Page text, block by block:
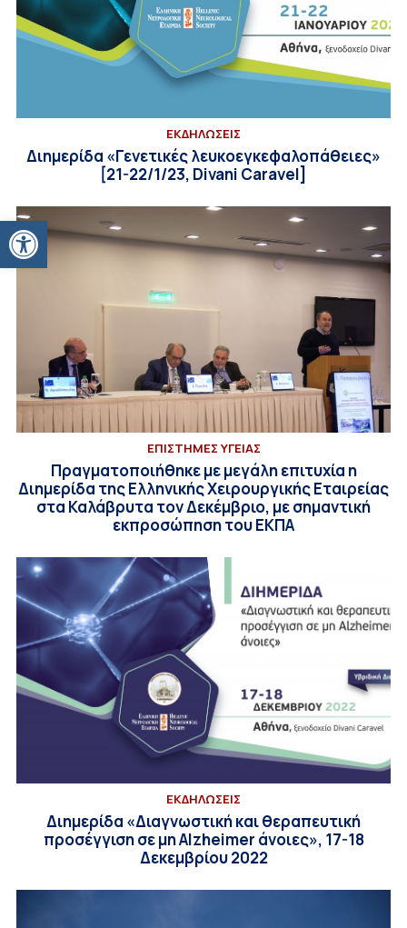
Ανοίξτε τη γραμμή εργαλείων
ΕΚΔΗΛΩΣΕΙΣ
Διημερίδα «Γενετικές λευκοεγκεφαλοπάθειες»
[21-22/1/23, Divani Caravel]
ΕΠΙΣΤΗΜΕΣ ΥΓΕΙΑΣ
Πραγματοποιήθηκε με μεγάλη επιτυχία η
Διημερίδα της Ελληνικής Χειρουργικής Εταιρείας
στα Καλάβρυτα τον Δεκέμβριο, με σημαντική
εκπροσώπηση του ΕΚΠΑ
ΕΚΔΗΛΩΣΕΙΣ
Διημερίδα «Διαγνωστική και θεραπευτική
προσέγγιση σε μη Alzheimer άνοιες», 17-18
Δεκεμβρίου 2022